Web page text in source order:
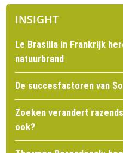
INSIGHT
Le Brasilia in Frankrijk
natuurbrand
De succesfactoren van
Zoeken verandert
ook?